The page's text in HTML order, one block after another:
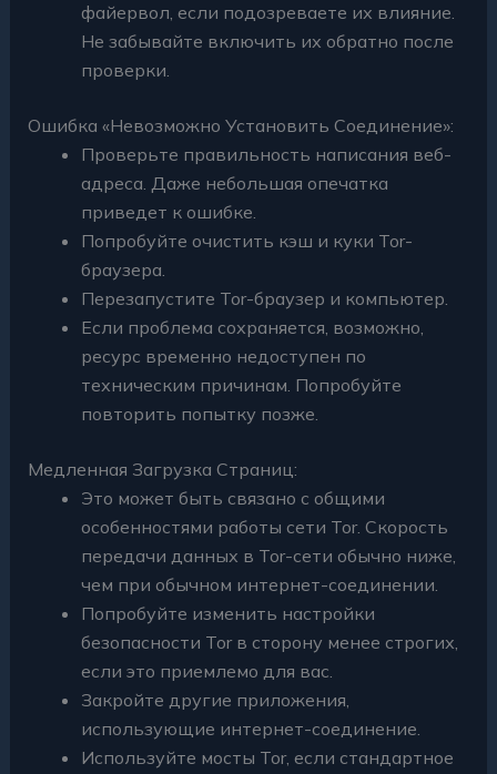
файервол, если подозреваете их влияние.
Не забывайте включить их обратно после
проверки.
Ошибка «Невозможно Установить Соединение»:
Проверьте правильность написания веб-
адреса. Даже небольшая опечатка
приведет к ошибке.
Попробуйте очистить кэш и куки Tor-
браузера.
Перезапустите Tor-браузер и компьютер.
Если проблема сохраняется, возможно,
ресурс временно недоступен по
техническим причинам. Попробуйте
повторить попытку позже.
Медленная Загрузка Страниц:
Это может быть связано с общими
особенностями работы сети Tor. Скорость
передачи данных в Tor-сети обычно ниже,
чем при обычном интернет-соединении.
Попробуйте изменить настройки
безопасности Tor в сторону менее строгих,
если это приемлемо для вас.
Закройте другие приложения,
использующие интернет-соединение.
Используйте мосты Tor, если стандартное